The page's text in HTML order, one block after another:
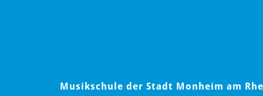
Musikschule der Stadt Monheim am